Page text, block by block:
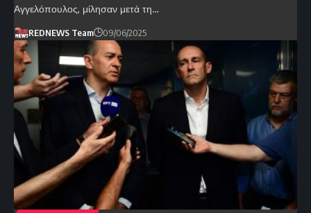
Αγγελόπουλος, μίλησαν μετά τη…
REDNEWS Team 09/06/2025